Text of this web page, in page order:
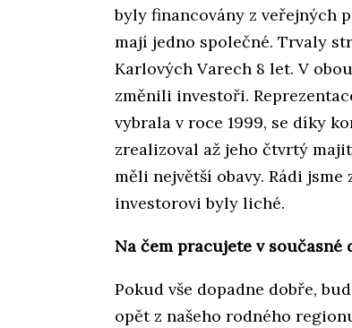
byly financovány z veřejných
mají jedno společné. Trvaly
Karlových Varech 8 let. V
změnili investoři.
vybrala v roce 1999, se díky
zrealizoval až jeho čtvrtý
měli největší obavy. Rádi
investorovi byly liché.
Na čem pracujete v současné
Pokud vše dopadne dobře,
opět z našeho rodného